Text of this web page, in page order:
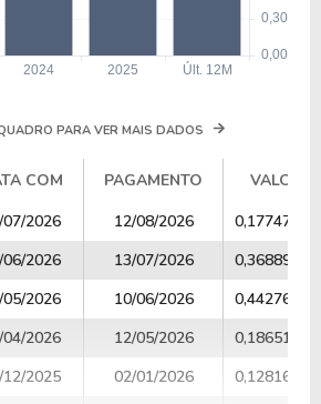
PARA VER MAIS DADOS
COM PAGAMENTO
VALOR
COM PAGAMENTO VALOR
2026 12/08/2026
0,17747674
2026 13/07/2026
0,36889802
05/2026 10/06/2026
0,44276654
2026 12/05/2026
0,18651689
12/2025 02/01/2026
0,12816151